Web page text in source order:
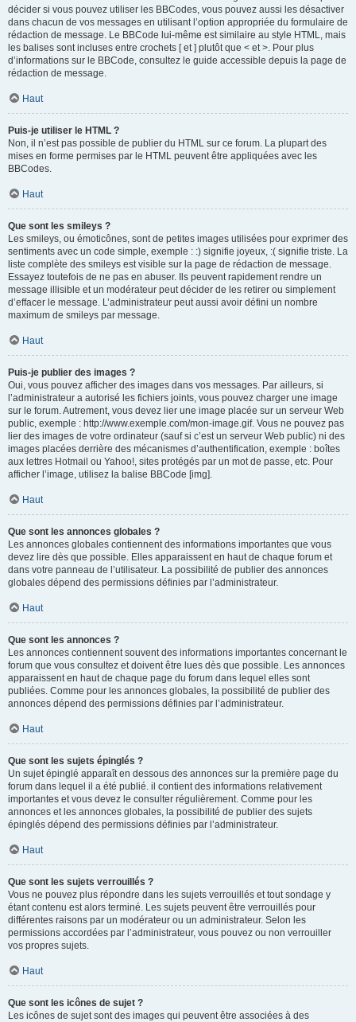
décider si vous pouvez utiliser les BBCodes, vous pouvez aussi les désactiver
dans chacun de vos messages en utilisant l’option appropriée du formulaire de
rédaction de message. Le BBCode lui-même est similaire au style HTML, mais
les balises sont incluses entre crochets [ et ] plutôt que < et >. Pour plus
d’informations sur le BBCode, consultez le guide accessible depuis la page de
rédaction de message.
Haut
Puis-je utiliser le HTML ?
Non, il n’est pas possible de publier du HTML sur ce forum. La plupart des
mises en forme permises par le HTML peuvent être appliquées avec les
BBCodes.
Haut
Que sont les smileys ?
Les smileys, ou émoticônes, sont de petites images utilisées pour exprimer des
sentiments avec un code simple, exemple : :) signifie joyeux, :( signifie triste. La
liste complète des smileys est visible sur la page de rédaction de message.
Essayez toutefois de ne pas en abuser. Ils peuvent rapidement rendre un
message illisible et un modérateur peut décider de les retirer ou simplement
d’effacer le message. L’administrateur peut aussi avoir défini un nombre
maximum de smileys par message.
Haut
Puis-je publier des images ?
Oui, vous pouvez afficher des images dans vos messages. Par ailleurs, si
l’administrateur a autorisé les fichiers joints, vous pouvez charger une image
sur le forum. Autrement, vous devez lier une image placée sur un serveur Web
public, exemple : http://www.exemple.com/mon-image.gif. Vous ne pouvez pas
lier des images de votre ordinateur (sauf si c’est un serveur Web public) ni des
images placées derrière des mécanismes d’authentification, exemple : boîtes
aux lettres Hotmail ou Yahoo!, sites protégés par un mot de passe, etc. Pour
afficher l’image, utilisez la balise BBCode [img].
Haut
Que sont les annonces globales ?
Les annonces globales contiennent des informations importantes que vous
devez lire dès que possible. Elles apparaissent en haut de chaque forum et
dans votre panneau de l’utilisateur. La possibilité de publier des annonces
globales dépend des permissions définies par l’administrateur.
Haut
Que sont les annonces ?
Les annonces contiennent souvent des informations importantes concernant le
forum que vous consultez et doivent être lues dès que possible. Les annonces
apparaissent en haut de chaque page du forum dans lequel elles sont
publiées. Comme pour les annonces globales, la possibilité de publier des
annonces dépend des permissions définies par l’administrateur.
Haut
Que sont les sujets épinglés ?
Un sujet épinglé apparaît en dessous des annonces sur la première page du
forum dans lequel il a été publié. il contient des informations relativement
importantes et vous devez le consulter régulièrement. Comme pour les
annonces et les annonces globales, la possibilité de publier des sujets
épinglés dépend des permissions définies par l’administrateur.
Haut
Que sont les sujets verrouillés ?
Vous ne pouvez plus répondre dans les sujets verrouillés et tout sondage y
étant contenu est alors terminé. Les sujets peuvent être verrouillés pour
différentes raisons par un modérateur ou un administrateur. Selon les
permissions accordées par l’administrateur, vous pouvez ou non verrouiller
vos propres sujets.
Haut
Que sont les icônes de sujet ?
Les icônes de sujet sont des images qui peuvent être associées à des